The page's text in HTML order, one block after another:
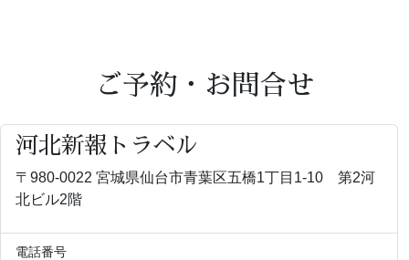
ご予約・お問合せ
河北新報トラベル
〒980-0022 宮城県仙台市青葉区五橋1丁目1-10 第2河
北ビル2階
電話番号